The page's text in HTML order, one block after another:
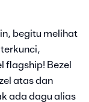
begitu melihat
flagship! Bezel
atas dan
ada dagu alias